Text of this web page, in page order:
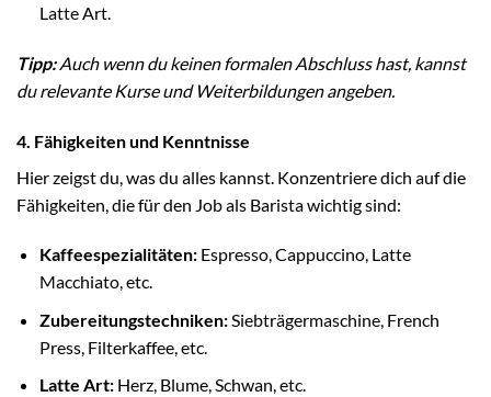
Latte Art.
Tipp:Auch wenn du keinen formalen Abschluss hast, kannst
du relevante Kurse und Weiterbildungen angeben.
4. Fähigkeiten und Kenntnisse
Hier zeigst du, was du alles kannst. Konzentriere dich auf die
Fähigkeiten, die für den Job als Barista wichtig sind:
Kaffeespezialitäten:Espresso, Cappuccino, Latte
Macchiato, etc.
Zubereitungstechniken:Siebträgermaschine, French
Press, Filterkaffee, etc.
Latte Art:Herz, Blume, Schwan, etc.